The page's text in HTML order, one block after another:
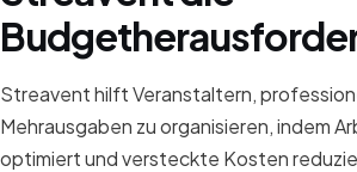
Streavent hilft Veranstaltern,
Mehrausgaben zu organisieren, indem
optimiert und versteckte Kosten